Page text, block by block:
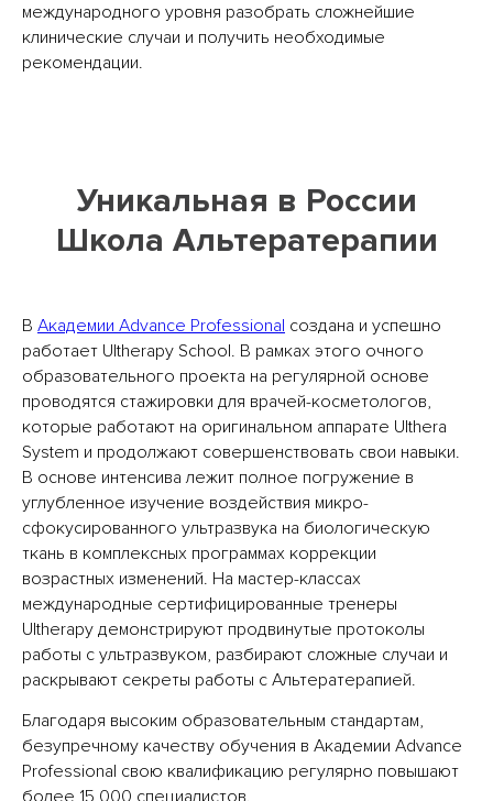
международного уровня разобрать сложнейшие
клинические случаи и получить необходимые
рекомендации.
Уникальная в России
Школа Альтератерапии
В Академии Advance Professional создана и успешно
работает Ultherapy School. В рамках этого очного
образовательного проекта на регулярной основе
проводятся стажировки для врачей-косметологов,
которые работают на оригинальном аппарате Ulthera
System и продолжают совершенствовать свои навыки.
В основе интенсива лежит полное погружение в
углубленное изучение воздействия микро-
сфокусированного ультразвука на биологическую
ткань в комплексных программах коррекции
возрастных изменений. На мастер-классах
международные сертифицированные тренеры
Ultherapy демонстрируют продвинутые протоколы
работы с ультразвуком, разбирают сложные случаи и
раскрывают секреты работы с Альтератерапией.
Благодаря высоким образовательным стандартам,
безупречному качеству обучения в Академии Advance
Professional свою квалификацию регулярно повышают